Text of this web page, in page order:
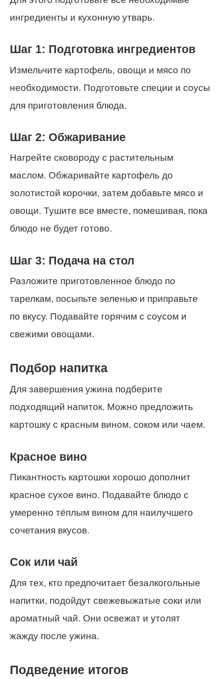
ингредиенты и кухонную утварь.
Шаг 1: Подготовка ингредиентов
Измельчите картофель, овощи и мясо по
необходимости. Подготовьте специи и соусы
для приготовления блюда.
Шаг 2: Обжаривание
Нагрейте сковороду с растительным
маслом. Обжаривайте картофель до
золотистой корочки, затем добавьте мясо и
овощи. Тушите все вместе, помешивая, пока
блюдо не будет готово.
Шаг 3: Подача на стол
Разложите приготовленное блюдо по
тарелкам, посыпьте зеленью и приправьте
по вкусу. Подавайте горячим с соусом и
свежими овощами.
Подбор напитка
Для завершения ужина подберите
подходящий напиток. Можно предложить
картошку с красным вином, соком или чаем.
Красное вино
Пикантность картошки хорошо дополнит
красное сухое вино. Подавайте блюдо с
умеренно тёплым вином для наилучшего
сочетания вкусов.
Сок или чай
Для тех, кто предпочитает безалкогольные
напитки, подойдут свежевыжатые соки или
ароматный чай. Они освежат и утолят
жажду после ужина.
Подведение итогов